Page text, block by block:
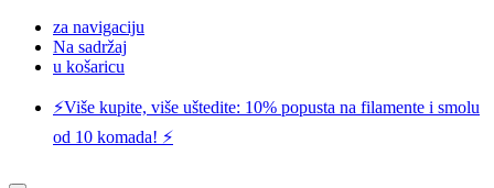
za navigaciju
Na sadržaj
u košaricu
⚡️Više kupite, više uštedite: 10% popusta na filamente i smolu
od 10 komada! ⚡️